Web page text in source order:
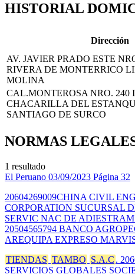
HISTORIAL
Dirección
AV. JAVIER PRADO ESTE
RIVERA DE MONTERRICO
MOLINA
CAL.MONTEROSA NRO. 240
CHACARILLA DEL
SANTIAGO DE SURCO
NORMAS
1 resultado
El Peruano 03/09/2023 Página 32
20604269009CHINA CIVIL
CORPORATION SUCURSAL
SERVIC NAC DE
20504565794 BANCO
AREQUIPA EXPRESO
TIENDAS TAMBO S.A.C .
SERVICIOS GLOBALES